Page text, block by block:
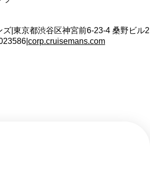
ズ 東京都渋谷区神宮前6-23-4 桑野ビル2
corp.cruisemans.com